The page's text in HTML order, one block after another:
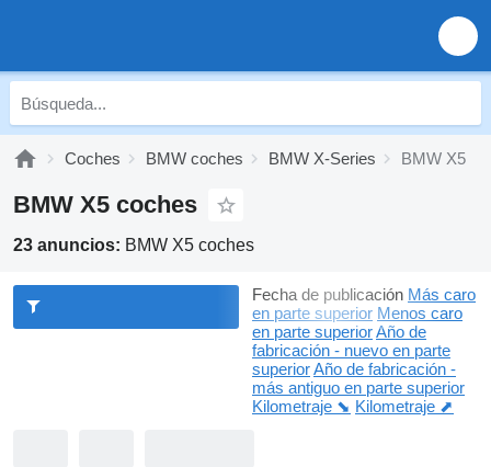
Coches BMW coches BMW X-Series BMW X5
BMW X5 coches
23 anuncios: BMW X5 coches
Fecha de publicación Más caro
en parte superior Menos caro
en parte superiorAño de
fabricación - nuevo en parte
superiorAño de fabricación -
más antiguo en parte superior
Kilometraje ⬊ Kilometraje ⬈